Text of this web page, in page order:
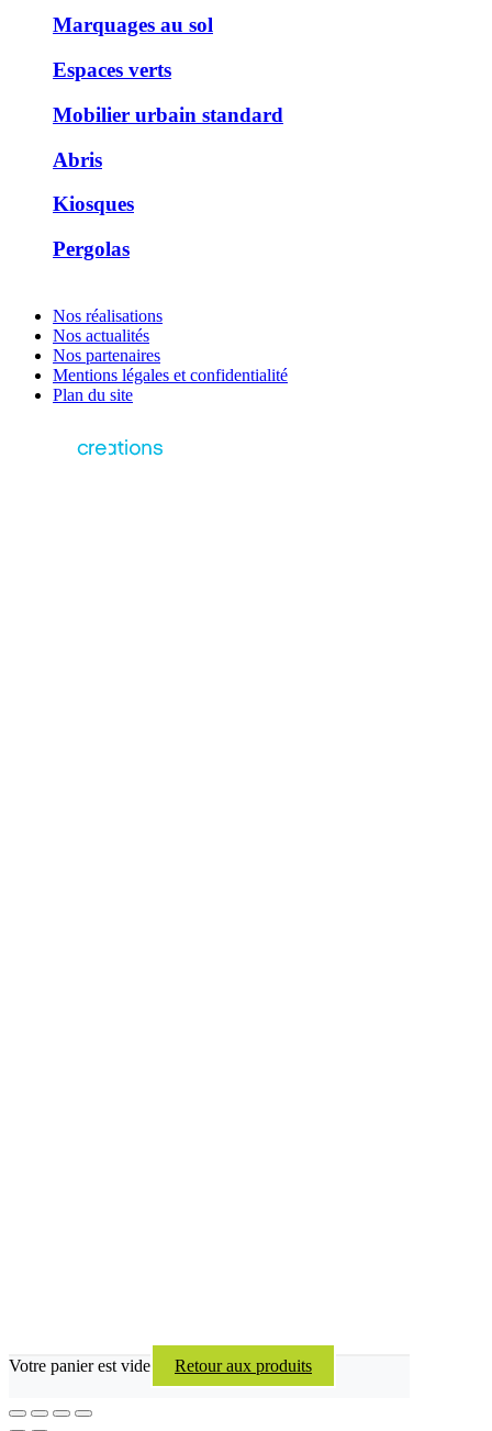
Marquages au sol
Espaces verts
Mobilier urbain standard
Abris
Kiosques
Pergolas
Nos réalisations
Nos actualités
Nos partenaires
Mentions légales et confidentialité
Plan du site
Votre panier est vide Retour aux produits